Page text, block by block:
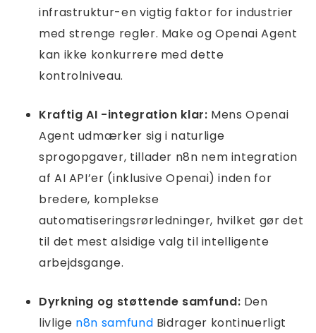
infrastruktur-en vigtig faktor for industrier
med strenge regler. Make og Openai Agent
kan ikke konkurrere med dette
kontrolniveau.
Kraftig AI -integration klar: Mens Openai
Agent udmærker sig i naturlige
sprogopgaver, tillader n8n nem integration
af AI API’er (inklusive Openai) inden for
bredere, komplekse
automatiseringsrørledninger, hvilket gør det
til det mest alsidige valg til intelligente
arbejdsgange.
Dyrkning og støttende samfund: Den
livlige n8n samfund Bidrager kontinuerligt